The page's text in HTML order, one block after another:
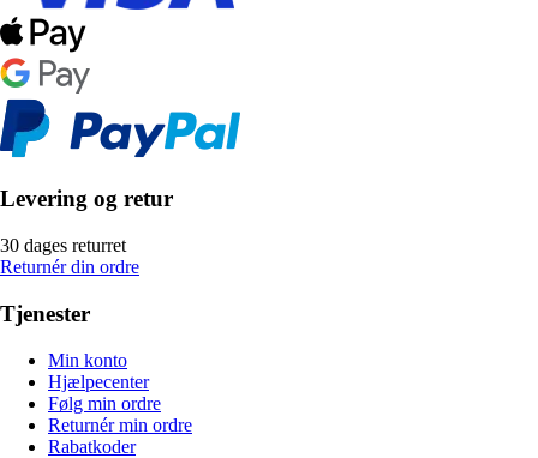
Levering og retur
30 dages returret
Returnér din ordre
Tjenester
Min konto
Hjælpecenter
Følg min ordre
Returnér min ordre
Rabatkoder